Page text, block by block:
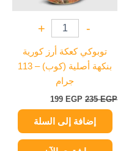
-
+
توبوكي كعكة أرز كورية
بنكهة أصلية (كوب) – 113
جرام
235EGP
199 EGP
إضافة إلى السلة